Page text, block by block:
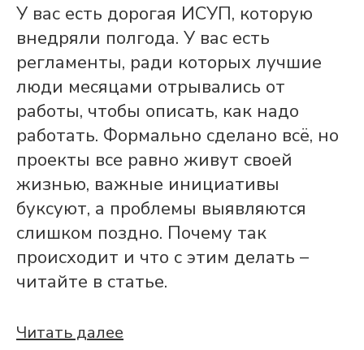
У вас есть дорогая ИСУП, которую
внедряли полгода. У вас есть
регламенты, ради которых лучшие
люди месяцами отрывались от
работы, чтобы описать, как надо
работать. Формально сделано всё, но
проекты все равно живут своей
жизнью, важные инициативы
буксуют, а проблемы выявляются
слишком поздно. Почему так
происходит и что с этим делать –
читайте в статье.
Читать далее